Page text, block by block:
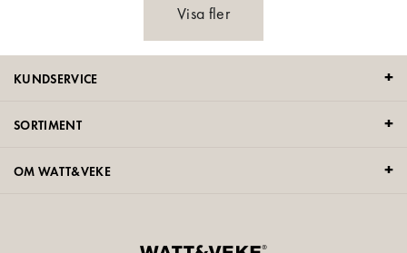
Visa fler
KUNDSERVICE
SORTIMENT
OM WATT&VEKE